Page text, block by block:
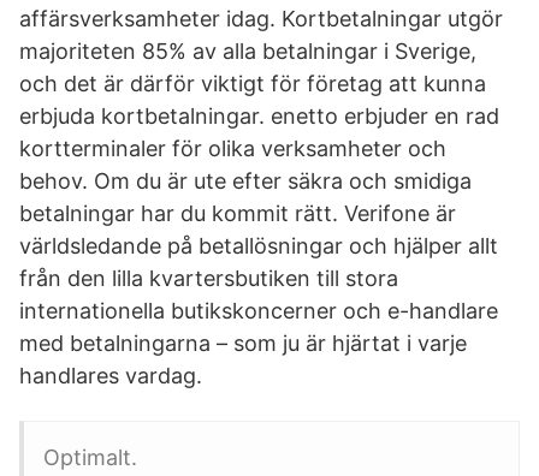
affärsverksamheter idag. Kortbetalningar utgör
majoriteten 85% av alla betalningar i Sverige,
och det är därför viktigt för företag att kunna
erbjuda kortbetalningar. enetto erbjuder en rad
kortterminaler för olika verksamheter och
behov. Om du är ute efter säkra och smidiga
betalningar har du kommit rätt. Verifone är
världsledande på betallösningar och hjälper allt
från den lilla kvartersbutiken till stora
internationella butikskoncerner och e-handlare
med betalningarna – som ju är hjärtat i varje
handlares vardag.
Optimalt.